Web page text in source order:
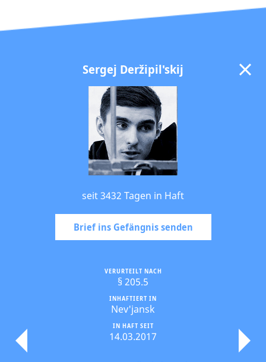
Sergej Deržipil'skij
seit 3432 Tagen in Haft
Brief ins Gefängnis senden
IN HAFT SEIT
14.03.2017
INHAFTIERT IN
Nev'jansk
VERURTEILT NACH
§ 205.5